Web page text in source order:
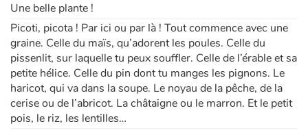
Nos listes de lecture
Les plus lus
Coups de coeur
Une belle plante !
Picoti, picota ! Par ici ou par là ! Tout commence avec une
graine. Celle du maïs, qu’adorent les poules. Celle du
pissenlit, sur laquelle tu peux souffler. Celle de l’érable et sa
petite hélice. Celle du pin dont tu manges les pignons. Le
haricot, qui va dans la soupe. Le noyau de la pêche, de la
cerise ou de l’abricot. La châtaigne ou le marron. Et le petit
pois, le riz, les lentilles…